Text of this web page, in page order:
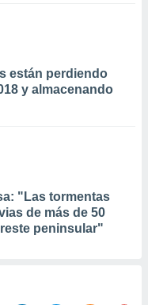
están perdiendo
y almacenando
"Las tormentas
de más de 50
peninsular"